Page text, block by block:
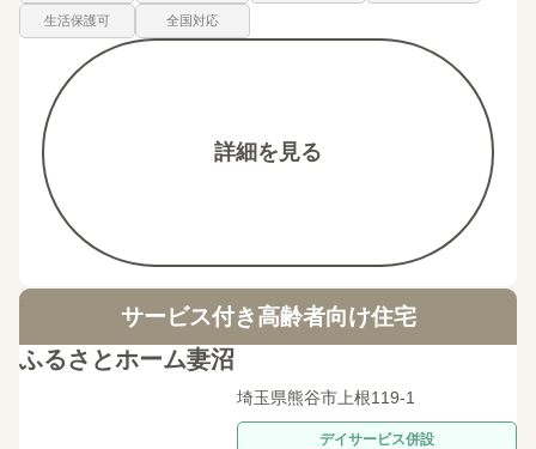
生活保護可 全国対応
詳細を見る
サービス付き高齢者向け住宅
ふるさとホーム妻沼
埼玉県熊谷市上根119-1
デイサービス併設